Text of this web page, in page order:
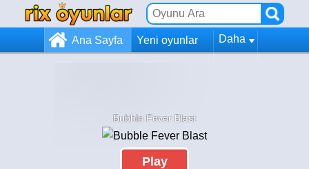
Ana Sayfa Yeni oyunlar Daha
Bubble Fever Blast
Play